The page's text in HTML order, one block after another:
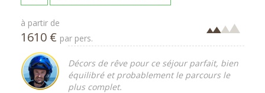
à partir de
1610 € par pers.
Décors de rêve pour ce séjour parfait, bien
équilibré et probablement le parcours le
plus complet.